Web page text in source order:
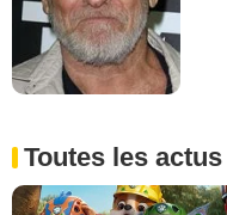
Toutes les